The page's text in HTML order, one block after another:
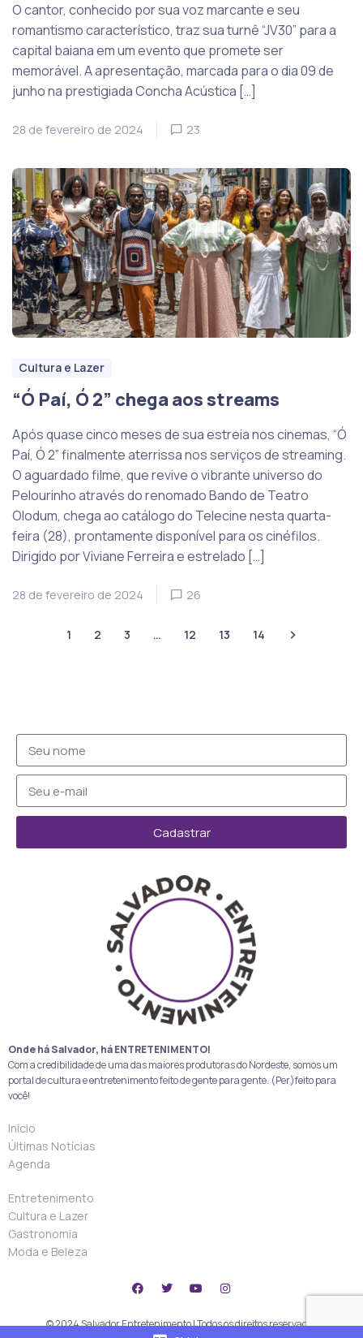
O cantor, conhecido por sua voz marcante e seu
romantismo característico, traz sua turnê “JV30” para a
capital baiana em um evento que promete ser
memorável. A apresentação, marcada para o dia 09 de
junho na prestigiada Concha Acústica […]
28 de fevereiro de 2024 23
Cultura e Lazer
“Ó Paí, Ó 2” chega aos streams
Após quase cinco meses de sua estreia nos cinemas, “Ó
Paí, Ó 2” finalmente aterrissa nos serviços de streaming.
O aguardado filme, que revive o vibrante universo do
Pelourinho através do renomado Bando de Teatro
Olodum, chega ao catálogo do Telecine nesta quarta-
feira (28), prontamente disponível para os cinéfilos.
Dirigido por Viviane Ferreira e estrelado […]
28 de fevereiro de 2024 26
1 2 3 … 12 13 14
Cadastrar
Onde há Salvador, há ENTRETENIMENTO!
Com a credibilidade de uma das maiores produtoras do Nordeste, somos um
portal de cultura e entretenimento feito de gente para gente. (Per)feito para
você!
Início
Últimas Notícias
Agenda
Entretenimento
Cultura e Lazer
Gastronomia
Moda e Beleza
© 2024 Salvador Entretenimento | Todos os direitos reservados